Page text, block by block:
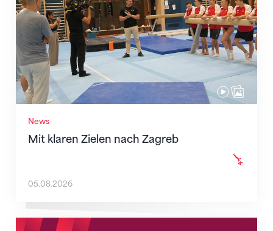
News
Mit klaren Zielen nach Zagreb
05.08.2026
Neue Empfangszeiten ab 1. August 2026